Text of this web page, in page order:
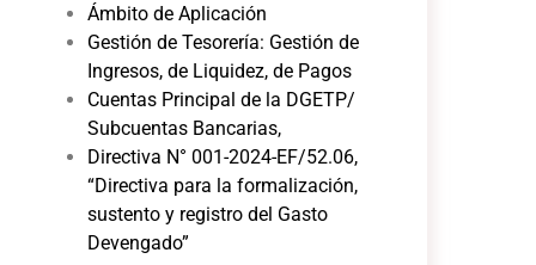
Ámbito de Aplicación
Gestión de Tesorería: Gestión de
Ingresos, de Liquidez, de Pagos
Cuentas Principal de la DGETP/
Subcuentas Bancarias,
Directiva N° 001-2024-EF/52.06,
“Directiva para la formalización,
sustento y registro del Gasto
Devengado”